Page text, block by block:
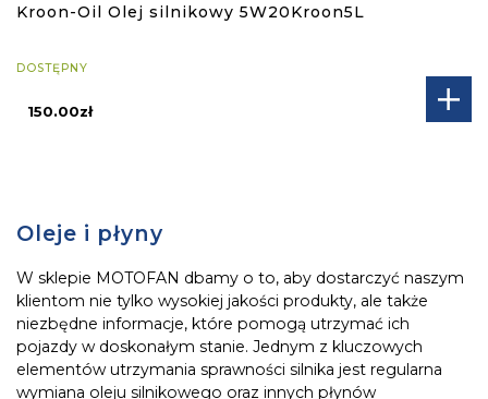
Kroon-Oil Olej silnikowy 5W20Kroon5L
DOSTĘPNY
150.00zł
Oleje i płyny
W sklepie MOTOFAN dbamy o to, aby dostarczyć naszym
klientom nie tylko wysokiej jakości produkty, ale także
niezbędne informacje, które pomogą utrzymać ich
pojazdy w doskonałym stanie. Jednym z kluczowych
elementów utrzymania sprawności silnika jest regularna
wymiana oleju silnikowego oraz innych płynów